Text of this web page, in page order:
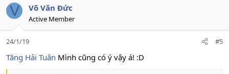
c
t
o
n
:
V Võ Văn Đức
Active Member
24/1/19 #5
Tăng Hải Tuân Mình cũng có ý vậy á! :D